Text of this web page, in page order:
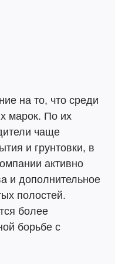
на то, что среди
марок. По их
чаще
и грунтовки, в
активно
и дополнительное
полостей.
более
борьбе с